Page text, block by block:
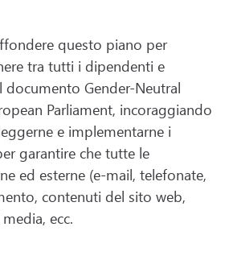
questo piano per
tra tutti i dipendenti e
documento Gender-Neutral
Parliament, incoraggiando
e implementarne i
garantire che tutte le
ed esterne (e-mail, telefonate,
contenuti del sito web,
ecc.